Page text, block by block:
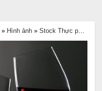
» Hình ảnh » Stock Thực phẩm